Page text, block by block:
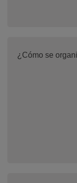
¿Cómo se